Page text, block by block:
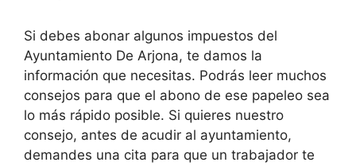
Si debes abonar algunos impuestos del
Ayuntamiento De Arjona, te damos la
información que necesitas. Podrás leer muchos
consejos para que el abono de ese papeleo sea
lo más rápido posible. Si quieres nuestro
consejo, antes de acudir al ayuntamiento,
demandes una cita para que un trabajador te